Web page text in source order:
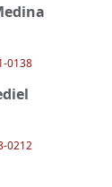
0138
0212